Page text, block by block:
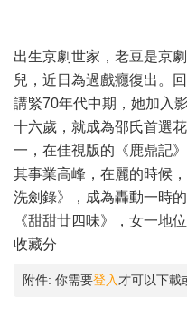
出生京劇世家，老豆是京
兒，近日為過戲癮復出。
講緊70年代中期，她加入
十六歲，就成為邵氏首選
一，在佳視版的《鹿鼎記
其事業高峰，在麗的時候
洗劍錄》，成為轟動一時
《甜甜廿四味》，女一地
收藏分
附件: 你需要登入 才可以下載